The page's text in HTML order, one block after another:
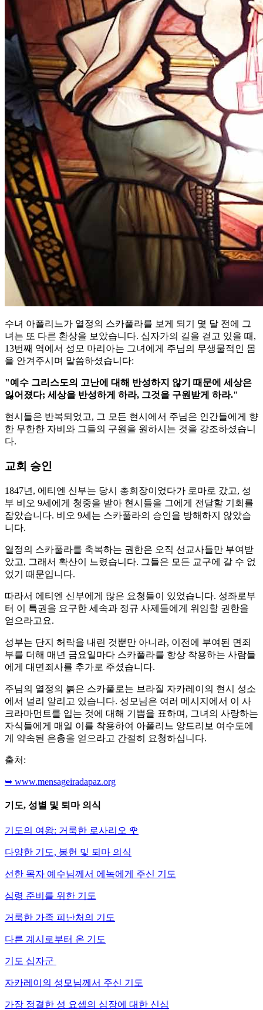
수녀 아폴리느가 열정의 스카풀라를 보게 되기 몇 달 전에 그
녀는 또 다른 환상을 보았습니다. 십자가의 길을 걷고 있을 때,
13번째 역에서 성모 마리아는 그녀에게 주님의 무생물적인 몸
을 안겨주시며 말씀하셨습니다:
"예수 그리스도의 고난에 대해 반성하지 않기 때문에 세상은
잃어졌다; 세상을 반성하게 하라, 그것을 구원받게 하라."
현시들은 반복되었고, 그 모든 현시에서 주님은 인간들에게 향
한 무한한 자비와 그들의 구원을 원하시는 것을 강조하셨습니
다.
교회 승인
1847년, 에티엔 신부는 당시 총회장이었다가 로마로 갔고, 성
부 비오 9세에게 청중을 받아 현시들을 그에게 전달할 기회를
잡았습니다. 비오 9세는 스카풀라의 승인을 방해하지 않았습
니다.
열정의 스카풀라를 축복하는 권한은 오직 선교사들만 부여받
았고, 그래서 확산이 느렸습니다. 그들은 모든 교구에 갈 수 없
었기 때문입니다.
따라서 에티엔 신부에게 많은 요청들이 있었습니다. 성좌로부
터 이 특권을 요구한 세속과 정규 사제들에게 위임할 권한을
얻으라고요.
성부는 단지 허락을 내린 것뿐만 아니라, 이전에 부여된 면죄
부를 더해 매년 금요일마다 스카풀라를 항상 착용하는 사람들
에게 대면죄사를 추가로 주셨습니다.
주님의 열정의 붉은 스카풀로는 브라질 자카레이의 현시 성소
에서 널리 알리고 있습니다. 성모님은 여러 메시지에서 이 사
크라마먼트를 입는 것에 대해 기쁨을 표하며, 그녀의 사랑하는
자식들에게 매일 이를 착용하여 아폴리느 앙드리보 여수도에
게 약속된 은총을 얻으라고 간절히 요청하십니다.
출처:
➥ www.mensageiradapaz.org
기도, 성별 및 퇴마 의식
기도의 여왕: 거룩한 로사리오 🌹
다양한 기도, 봉헌 및 퇴마 의식
선한 목자 예수님께서 에녹에게 주신 기도
심령 준비를 위한 기도
거룩한 가족 피난처의 기도
다른 계시로부터 온 기도
기도 십자군
자카레이의 성모님께서 주신 기도
가장 정결한 성 요셉의 심장에 대한 신심